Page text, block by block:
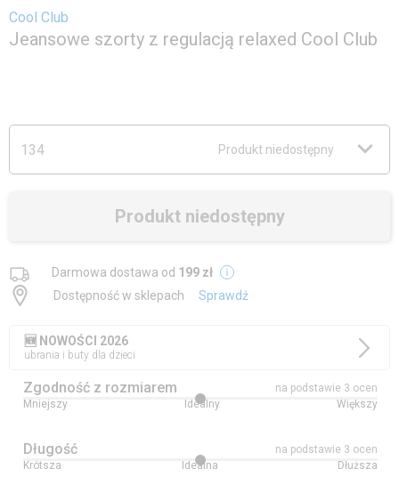
Cool Club
Jeansowe szorty z regulacją relaxed Cool Club
134 Produkt niedostępny
Produkt niedostępny
Darmowa dostawa od 199 zł
Dostępność w sklepach
Sprawdź
🆕 NOWOŚCI 2026
ubrania i buty dla dzieci
Zgodność z rozmiarem
na podstawie 3 ocen
Mniejszy
Idealny Większy
Długość
na podstawie 3 ocen
Krótsza
Idealna Dłuższa